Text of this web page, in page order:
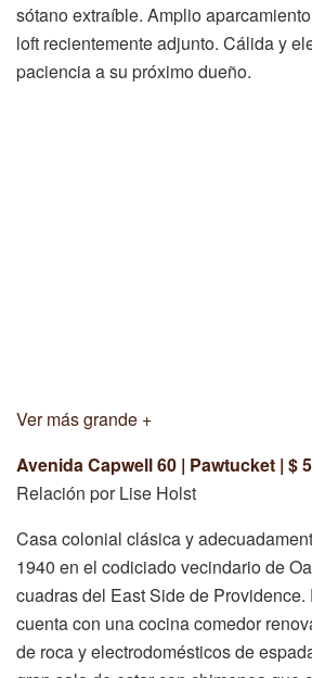
sótano extraíble. Amplio
loft recientemente adjunto. Cálida y
paciencia a su próximo dueño.
Ver más grande +
Avenida Capwell 60 | Pawtucket | $
Relación por Lise Holst
Casa colonial clásica y
1940 en el codiciado vecindario de
cuadras del East Side de
cuenta con una cocina comedor
de roca y electrodomésticos de